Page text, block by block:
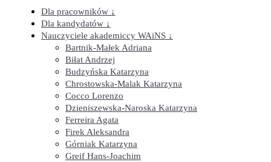
Dla pracowników ↓
Dla kandydatów ↓
Nauczyciele akademiccy WAiNS ↓
Bartnik-Małek Adriana
Biłat Andrzej
Budzyńska Katarzyna
Chrostowska-Malak Katarzyna
Cocco Lorenzo
Dzieniszewska-Naroska Katarzyna
Ferreira Agata
Firek Aleksandra
Górniak Katarzyna
Greif Hans-Joachim